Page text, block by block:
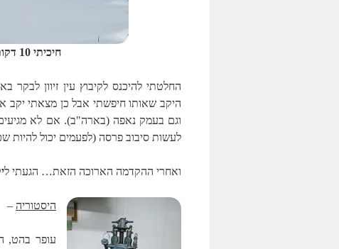
חיכיתי 10 דקות עד שלבסוף הענן עבר מעל החרמון
החלטתי להיכנס לקיבוץ עין זיוון
היקב שאותו חיפשתי אבל כן מצאתי יקב
לעשות סיבוב פרסה (לפעמים יכול להיות
ואחרי ההקדמה הארוכה הזאת… הגעתי ל
היסטוריה –